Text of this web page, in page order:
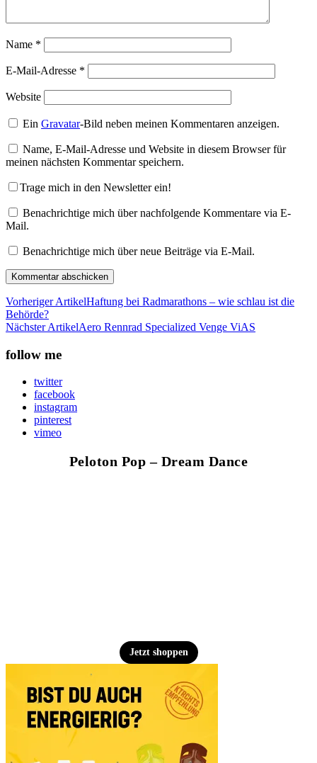
Name *
E-Mail-Adresse *
Website
EinGravatar-Bild neben meinen Kommentaren anzeigen.
Name, E-Mail-Adresse und Website in diesem Browser für
meinen nächsten Kommentar speichern.
Trage mich in den Newsletter ein!
Benachrichtige mich über nachfolgende Kommentare via E-
Mail.
Benachrichtige mich über neue Beiträge via E-Mail.
Vorheriger ArtikelHaftung bei Radmarathons – wie schlau ist die
Behörde?
Nächster ArtikelAero Rennrad Specialized Venge ViAS
follow me
twitter
facebook
instagram
pinterest
vimeo
Peloton Pop – Dream Dance
Jetzt shoppen